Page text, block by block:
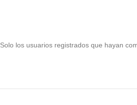
Solo los usuarios registrados que hayan